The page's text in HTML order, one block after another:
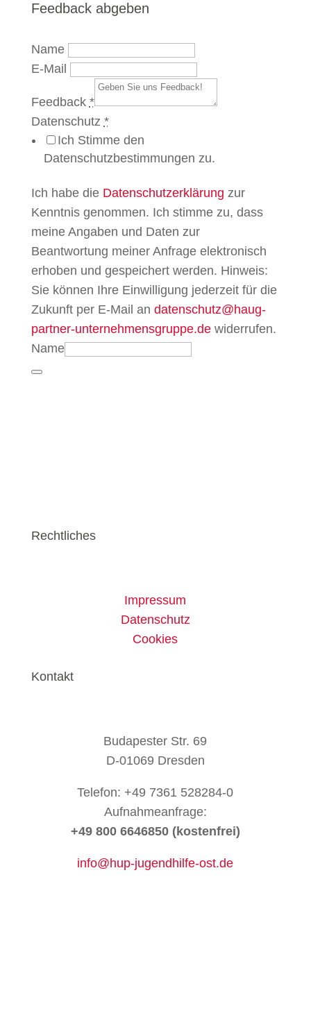
Feedback abgeben
Name
E-Mail
Feedback *
Datenschutz *
Ich Stimme den
Datenschutzbestimmungen zu.
Ich habe die Datenschutzerklärung zur
Kenntnis genommen. Ich stimme zu, dass
meine Angaben und Daten zur
Beantwortung meiner Anfrage elektronisch
erhoben und gespeichert werden. Hinweis:
Sie können Ihre Einwilligung jederzeit für die
Zukunft per E-Mail an datenschutz@haug-
partner-unternehmensgruppe.dewiderrufen.
Name
Rechtliches
Impressum
Datenschutz
Cookies
Kontakt
Budapester Str. 69
D-01069 Dresden
Telefon: +49 7361 528284-0
Aufnahmeanfrage:
+49 800 6646850 (kostenfrei)
info@hup-jugendhilfe-ost.de